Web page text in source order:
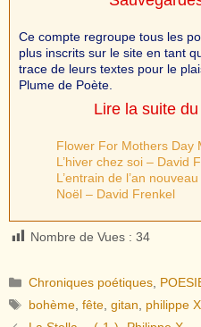
Ce compte regroupe tous les
plus inscrits sur le site en tant
trace de leurs textes pour le
Plume de Poète.
Lire la suite
Flower For Mothers Day
L’hiver chez soi – David
L’entrain de l’an
Noël – David Frenkel
Nombre de Vues : 34
Catégories
Chroniques poétiques
Étiquettes
bohème ,fête ,gitan philippe X